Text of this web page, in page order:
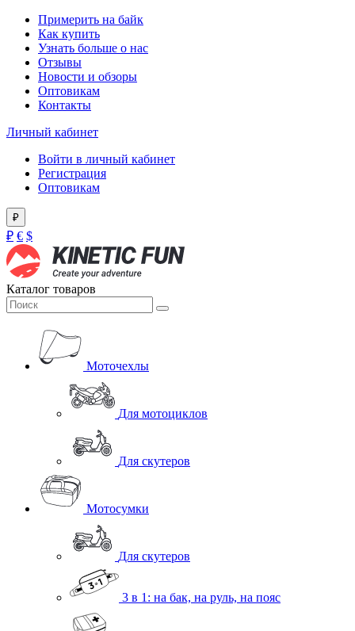
Примерить на байк
Как купить
Узнать больше о нас
Отзывы
Новости и обзоры
Оптовикам
Контакты
Личный кабинет
Войти в личный кабинет
Регистрация
Оптовикам
₽
₽ € $
Каталог товаров
Моточехлы
Для мотоциклов
Для скутеров
Мотосумки
Для скутеров
3 в 1: на бак, на руль, на пояс